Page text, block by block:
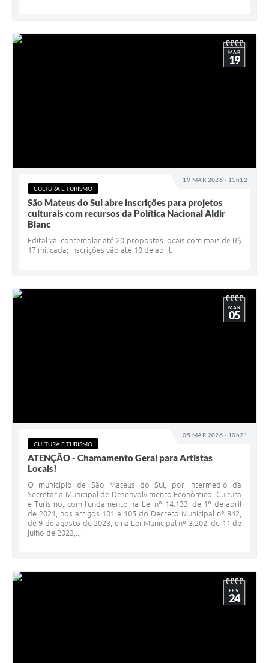
19 MAR 2026 - 11h12
MAR
19
CULTURA E TURISMO
São Mateus do Sul abre inscrições para projetos
culturais com recursos da Política Nacional Aldir
Blanc
Edital vai contemplar até 20 propostas locais com mais de R$
17 mil cada; inscrições vão até 10 de abril.
05 MAR 2026 - 10h21
MAR
05
CULTURA E TURISMO
ATENÇÃO - Chamamento Geral para Artistas
Locais!
O município de São Mateus do Sul, por intermédio da
Secretaria Municipal de Desenvolvimento Econômico, Cultura
e Turismo, com fundamento na Lei nº 14.133, de 1º de abril
de 2021, nos artigos 101 a 105 do Decreto Municipal nº 842,
de 9 de agosto de 2023, e na Lei Municipal nº 3.202, de 11 de
julho de 2023,...
FEV
24